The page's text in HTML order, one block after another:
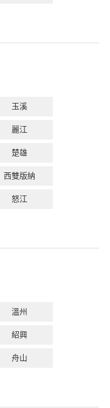
玉溪
麗江
楚雄
西雙版納
怒江
溫州
紹興
舟山